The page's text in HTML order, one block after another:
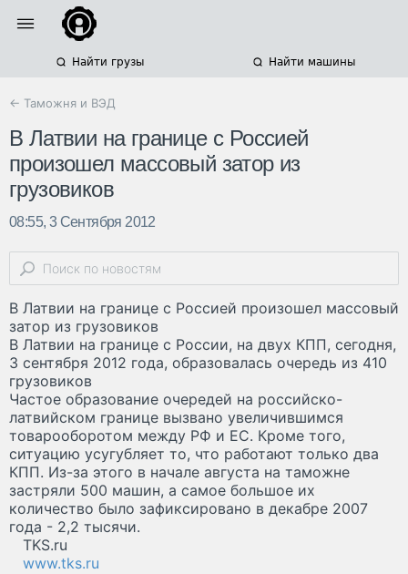
Найти грузы Найти машины
← Таможня и ВЭД
В Латвии на границе с Россией
произошел массовый затор из
грузовиков
08:55, 3 Сентября 2012
В Латвии на границе с Россией произошел массовый
затор из грузовиков
В Латвии на границе с России, на двух КПП, сегодня,
3 сентября 2012 года, образовалась очередь из 410
грузовиков
Частое образование очередей на российско-
латвийском границе вызвано увеличившимся
товарооборотом между РФ и ЕС. Кроме того,
ситуацию усугубляет то, что работают только два
КПП. Из-за этого в начале августа на таможне
застряли 500 машин, а самое большое их
количество было зафиксировано в декабре 2007
года - 2,2 тысячи.
TKS.ru
www.tks.ru